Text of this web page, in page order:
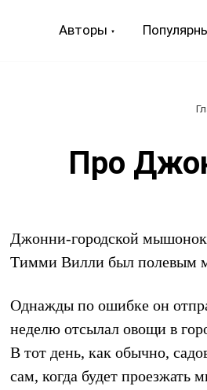
Авторы
Про
Джонни-городской
Тимми Вилли был полевым
Однажды по ошибке он
неделю отсылал овощи в
В тот день, как обычно,
сам, когда будет